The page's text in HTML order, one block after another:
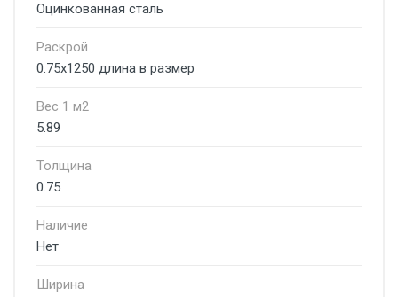
Оцинкованная сталь
Раскрой
0.75х1250 длина в размер
Вес 1 м2
5.89
Толщина
0.75
Наличие
Нет
Ширина